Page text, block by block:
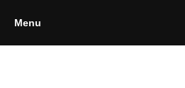
Menu